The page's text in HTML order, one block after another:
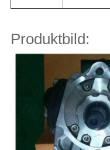
Produktbild: